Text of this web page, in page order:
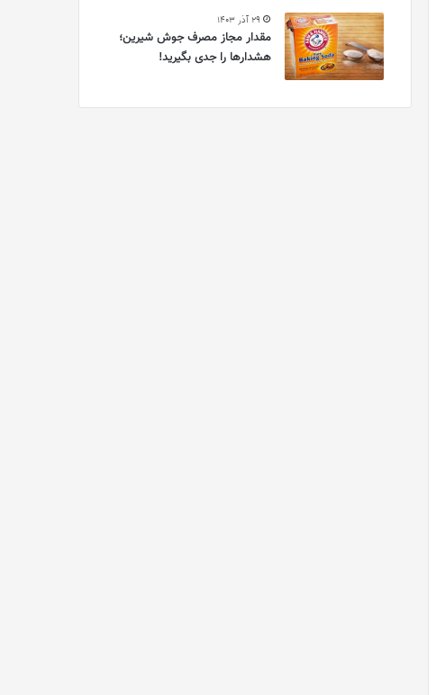
29 آذر 1403
مقدار مجاز مصرف جوش شیرین؛
هشدارها را جدی بگیرید!